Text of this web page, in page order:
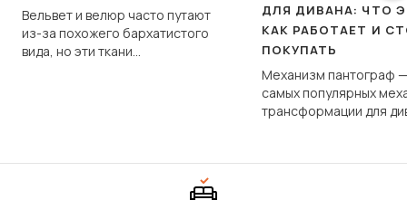
Вельвет и велюр часто путают
из-за похожего бархатистого
вида, но эти ткани
ДЛЯ ДИВАНА: ЧТО
КАК РАБОТАЕТ И
ПОКУПАТЬ
Механизм пантограф
самых популярных
трансформации для
сиденье не